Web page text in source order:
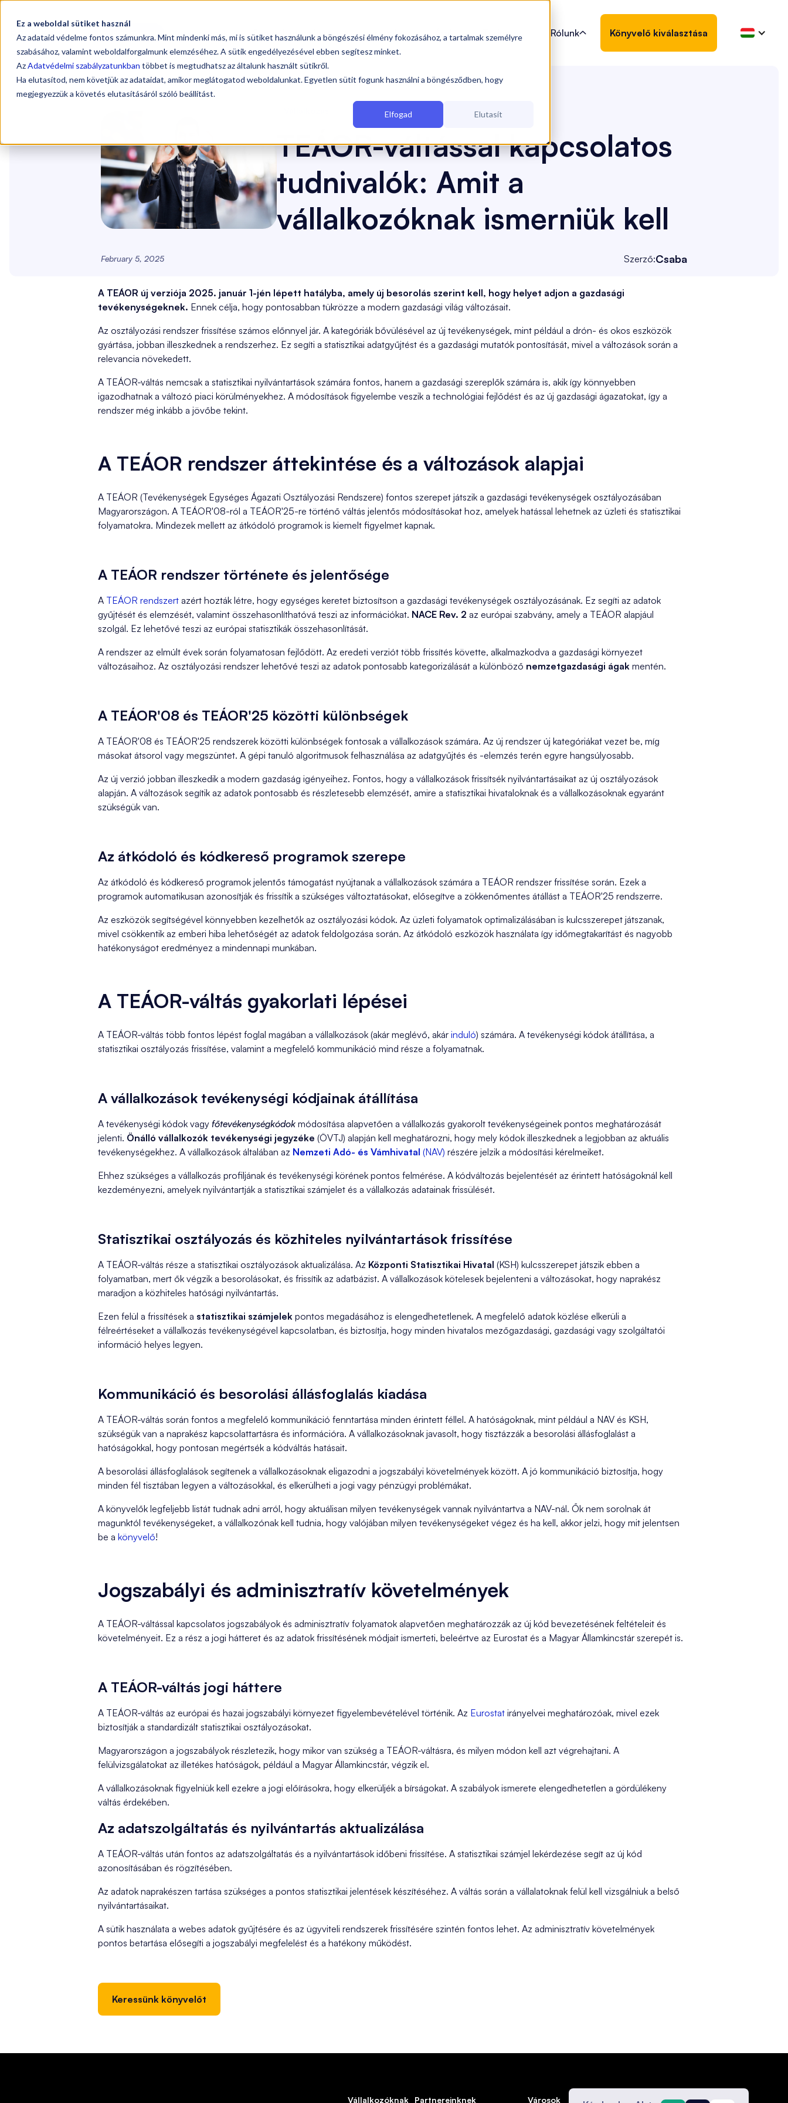
Ez a weboldal sütiket használ
Az adataid védelme fontos számunkra. Mint mindenki más, mi is sütiket használunk a böngészési élmény fokozásához, a tartalmak személyre
szabásához, valamint weboldalforgalmunk elemzéséhez. A sütik engedélyezésével ebben segítesz minket.
AzAdatvédelmi szabályzatunkban többet is megtudhatsz az általunk használt sütikről.
Ha elutasítod, nem követjük az adataidat, amikor meglátogatod weboldalunkat. Egyetlen sütit fogunk használni a böngésződben, hogy
megjegyezzük a követés elutasításáról szóló beállítást.
Elfogad Elutasít
Vállalkozóknak Könyvelőknek Szolgáltatásaink  Iparágak  Árak Tudástár Rólunk Könyvelő kiválasztása
Blog / TEÁOR-váltással kapcsolatos tudnivalók: Amit a vállalkozóknak ismerniük kell(Vállalkozás)
TEÁOR-váltással kapcsolatos
tudnivalók: Amit a
vállalkozóknak ismerniük kell
February 5, 2025 Szerző:Csaba
A TEÁOR új verziója 2025. január 1-jén lépett hatályba, amely új besorolás szerint kell, hogy helyet adjon a gazdasági
tevékenységeknek. Ennek célja, hogy pontosabban tükrözze a modern gazdasági világ változásait.
Az osztályozási rendszer frissítése számos előnnyel jár. A kategóriák bővülésével az új tevékenységek, mint például a drón- és okos eszközök
gyártása, jobban illeszkednek a rendszerhez. Ez segíti a statisztikai adatgyűjtést és a gazdasági mutatók pontosítását, mivel a változások során a
relevancia növekedett.
A TEÁOR-váltás nemcsak a statisztikai nyilvántartások számára fontos, hanem a gazdasági szereplők számára is, akik így könnyebben
igazodhatnak a változó piaci körülményekhez. A módosítások figyelembe veszik a technológiai fejlődést és az új gazdasági ágazatokat, így a
rendszer még inkább a jövőbe tekint.
A TEÁOR rendszer áttekintése és a változások alapjai
A TEÁOR (Tevékenységek Egységes Ágazati Osztályozási Rendszere) fontos szerepet játszik a gazdasági tevékenységek osztályozásában
Magyarországon. A TEÁOR'08-ról a TEÁOR'25-re történő váltás jelentős módosításokat hoz, amelyek hatással lehetnek az üzleti és statisztikai
folyamatokra. Mindezek mellett az átkódoló programok is kiemelt figyelmet kapnak.
A TEÁOR rendszer története és jelentősége
A TEÁOR rendszert azért hozták létre, hogy egységes keretet biztosítson a gazdasági tevékenységek osztályozásának. Ez segíti az adatok
gyűjtését és elemzését, valamint összehasonlíthatóvá teszi az információkat. NACE Rev. 2 az európai szabvány, amely a TEÁOR alapjául
szolgál. Ez lehetővé teszi az európai statisztikák összehasonlítását.
A rendszer az elmúlt évek során folyamatosan fejlődött. Az eredeti verziót több frissítés követte, alkalmazkodva a gazdasági környezet
változásaihoz. Az osztályozási rendszer lehetővé teszi az adatok pontosabb kategorizálását a különböző nemzetgazdasági ágak mentén.
A TEÁOR'08 és TEÁOR'25 közötti különbségek
A TEÁOR'08 és TEÁOR'25 rendszerek közötti különbségek fontosak a vállalkozások számára. Az új rendszer új kategóriákat vezet be, míg
másokat átsorol vagy megszüntet. A gépi tanuló algoritmusok felhasználása az adatgyűjtés és -elemzés terén egyre hangsúlyosabb.
Az új verzió jobban illeszkedik a modern gazdaság igényeihez. Fontos, hogy a vállalkozások frissítsék nyilvántartásaikat az új osztályozások
alapján. A változások segítik az adatok pontosabb és részletesebb elemzését, amire a statisztikai hivataloknak és a vállalkozásoknak egyaránt
szükségük van.
Az átkódoló és kódkereső programok szerepe
Az átkódoló és kódkereső programok jelentős támogatást nyújtanak a vállalkozások számára a TEÁOR rendszer frissítése során. Ezek a
programok automatikusan azonosítják és frissítik a szükséges változtatásokat, elősegítve a zökkenőmentes átállást a TEÁOR'25 rendszerre.
Az eszközök segítségével könnyebben kezelhetők az osztályozási kódok. Az üzleti folyamatok optimalizálásában is kulcsszerepet játszanak,
mivel csökkentik az emberi hiba lehetőségét az adatok feldolgozása során. Az átkódoló eszközök használata így időmegtakarítást és nagyobb
hatékonyságot eredményez a mindennapi munkában.
A TEÁOR-váltás gyakorlati lépései
A TEÁOR-váltás több fontos lépést foglal magában a vállalkozások (akár meglévő, akár induló) számára. A tevékenységi kódok átállítása, a
statisztikai osztályozás frissítése, valamint a megfelelő kommunikáció mind része a folyamatnak.
A vállalkozások tevékenységi kódjainak átállítása
A tevékenységi kódok vagy főtevékenységkódok módosítása alapvetően a vállalkozás gyakorolt tevékenységeinek pontos meghatározását
jelenti. Önálló vállalkozók tevékenységi jegyzéke (ÖVTJ) alapján kell meghatározni, hogy mely kódok illeszkednek a legjobban az aktuális
tevékenységekhez. A vállalkozások általában az Nemzeti Adó- és Vámhivatal (NAV) részére jelzik a módosítási kérelmeiket.
Ehhez szükséges a vállalkozás profiljának és tevékenységi körének pontos felmérése. A kódváltozás bejelentését az érintett hatóságoknál kell
kezdeményezni, amelyek nyilvántartják a statisztikai számjelet és a vállalkozás adatainak frissülését.
Statisztikai osztályozás és közhiteles nyilvántartások frissítése
A TEÁOR-váltás része a statisztikai osztályozások aktualizálása. Az Központi Statisztikai Hivatal (KSH) kulcsszerepet játszik ebben a
folyamatban, mert ők végzik a besorolásokat, és frissítik az adatbázist. A vállalkozások kötelesek bejelenteni a változásokat, hogy naprakész
maradjon a közhiteles hatósági nyilvántartás.
Ezen felül a frissítések a statisztikai számjelek pontos megadásához is elengedhetetlenek. A megfelelő adatok közlése elkerüli a
félreértéseket a vállalkozás tevékenységével kapcsolatban, és biztosítja, hogy minden hivatalos mezőgazdasági, gazdasági vagy szolgáltatói
információ helyes legyen.
Kommunikáció és besorolási állásfoglalás kiadása
A TEÁOR-váltás során fontos a megfelelő kommunikáció fenntartása minden érintett féllel. A hatóságoknak, mint például a NAV és KSH,
szükségük van a naprakész kapcsolattartásra és információra. A vállalkozásoknak javasolt, hogy tisztázzák a besorolási állásfoglalást a
hatóságokkal, hogy pontosan megértsék a kódváltás hatásait.
A besorolási állásfoglalások segítenek a vállalkozásoknak eligazodni a jogszabályi követelmények között. A jó kommunikáció biztosítja, hogy
minden fél tisztában legyen a változásokkal, és elkerülheti a jogi vagy pénzügyi problémákat.
A könyvelők legfeljebb listát tudnak adni arról, hogy aktuálisan milyen tevékenységek vannak nyilvántartva a NAV-nál. Ők nem sorolnak át
magunktól tevékenységeket, a vállalkozónak kell tudnia, hogy valójában milyen tevékenységeket végez és ha kell, akkor jelzi, hogy mit jelentsen
be a könyvelő!
Jogszabályi és adminisztratív követelmények
A TEÁOR-váltással kapcsolatos jogszabályok és adminisztratív folyamatok alapvetően meghatározzák az új kód bevezetésének feltételeit és
követelményeit. Ez a rész a jogi hátteret és az adatok frissítésének módjait ismerteti, beleértve az Eurostat és a Magyar Államkincstár szerepét is.
A TEÁOR-váltás jogi háttere
A TEÁOR-váltás az európai és hazai jogszabályi környezet figyelembevételével történik. Az Eurostat irányelvei meghatározóak, mivel ezek
biztosítják a standardizált statisztikai osztályozásokat.
Magyarországon a jogszabályok részletezik, hogy mikor van szükség a TEÁOR-váltásra, és milyen módon kell azt végrehajtani. A
felülvizsgálatokat az illetékes hatóságok, például a Magyar Államkincstár, végzik el.
A vállalkozásoknak figyelniük kell ezekre a jogi előírásokra, hogy elkerüljék a bírságokat. A szabályok ismerete elengedhetetlen a gördülékeny
váltás érdekében.
Az adatszolgáltatás és nyilvántartás aktualizálása
A TEÁOR-váltás után fontos az adatszolgáltatás és a nyilvántartások időbeni frissítése. A statisztikai számjel lekérdezése segít az új kód
azonosításában és rögzítésében.
Az adatok naprakészen tartása szükséges a pontos statisztikai jelentések készítéséhez. A váltás során a vállalatoknak felül kell vizsgálniuk a belső
nyilvántartásaikat.
A sütik használata a webes adatok gyűjtésére és az ügyviteli rendszerek frissítésére szintén fontos lehet. Az adminisztratív követelmények
pontos betartása elősegíti a jogszabályi megfelelést és a hatékony működést.
Keressünk könyvelőt
Vállalkozóknak Partnereinknek Városok